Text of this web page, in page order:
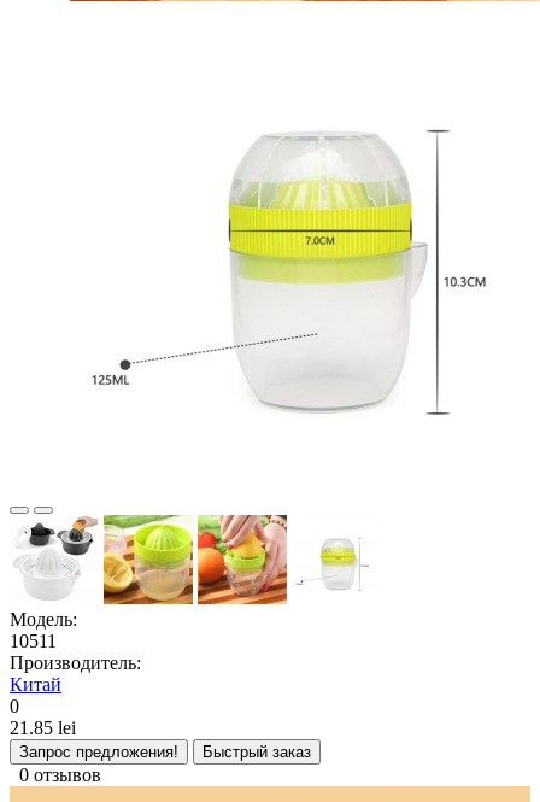
Модель:
10511
Производитель:
Китай
0
21.85 lei
Запрос предложения! Быстрый заказ
0 отзывов